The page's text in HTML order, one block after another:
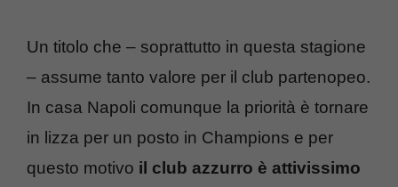
Un titolo che – soprattutto in questa stagione
– assume tanto valore per il club partenopeo.
In casa Napoli comunque la priorità è tornare
in lizza per un posto in Champions e per
questo motivo il club azzurro è attivissimo